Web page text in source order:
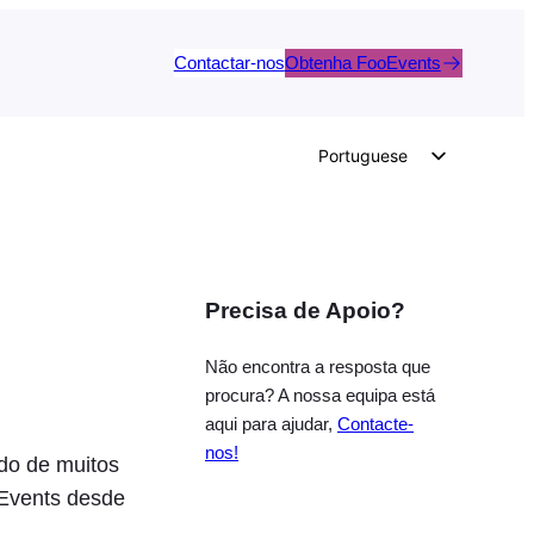
Contactar-nosObtenha FooEvents
Portuguese
Spanish
French
Polish
de muitos
desde
Precisa de Apoio?
Não encontra a resposta que
procura? A nossa equipa está
aqui para ajudar, Contacte-
nos!